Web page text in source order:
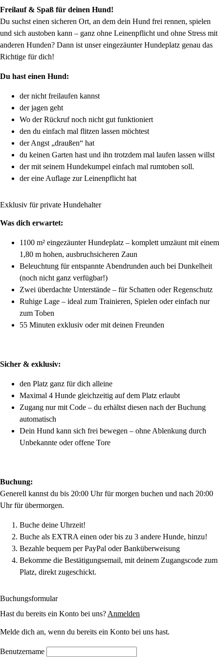
Freilauf & Spaß für deinen Hund!
Du suchst einen sicheren Ort, an dem dein Hund frei rennen, spielen
und sich austoben kann – ganz ohne Leinenpflicht und ohne Stress mit
anderen Hunden? Dann ist unser eingezäunter Hundeplatz genau das
Richtige für dich!
Du hast einen Hund:
der nicht freilaufen kannst
der jagen geht
Wo der Rückruf noch nicht gut funktioniert
den du einfach mal flitzen lassen möchtest
der Angst „draußen“ hat
du keinen Garten hast und ihn trotzdem mal laufen lassen willst
der mit seinem Hundekumpel einfach mal rumtoben soll.
der eine Auflage zur Leinenpflicht hat
Exklusiv für private Hundehalter
Was dich erwartet:
1100 m² eingezäunter Hundeplatz – komplett umzäunt mit einem
1,80 m hohen, ausbruchsicheren Zaun
Beleuchtung für entspannte Abendrunden auch bei Dunkelheit
(noch nicht ganz verfügbar!)
Zwei überdachte Unterstände – für Schatten oder Regenschutz
Ruhige Lage – ideal zum Trainieren, Spielen oder einfach nur
zum Toben
55 Minuten exklusiv oder mit deinen Freunden
Sicher & exklusiv:
den Platz ganz für dich alleine
Maximal 4 Hunde gleichzeitig auf dem Platz erlaubt
Zugang nur mit Code – du erhältst diesen nach der Buchung
automatisch
Dein Hund kann sich frei bewegen – ohne Ablenkung durch
Unbekannte oder offene Tore
Buchung:
Generell kannst du bis 20:00 Uhr für morgen buchen und nach 20:00
Uhr für übermorgen.
Buche deine Uhrzeit!
Buche als EXTRA einen oder bis zu 3 andere Hunde, hinzu!
Bezahle bequem per PayPal oder Banküberweisung
Bekomme die Bestätigungsemail, mit deinem Zugangscode zum
Platz, direkt zugeschickt.
Buchungsformular
Hast du bereits ein Konto bei uns? Anmelden
Melde dich an, wenn du bereits ein Konto bei uns hast.
Benutzername